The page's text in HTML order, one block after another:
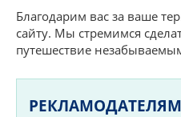
Благодарим вас за ваше
сайту. Мы стремимся
путешествие
РЕКЛАМОДАТЕЛЯМ